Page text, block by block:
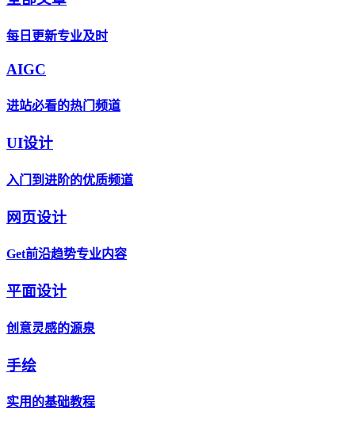
每日更新专业及时
AIGC
进站必看的热门频道
UI设计
入门到进阶的优质频道
网页设计
Get前沿趋势专业内容
平面设计
创意灵感的源泉
手绘
实用的基础教程